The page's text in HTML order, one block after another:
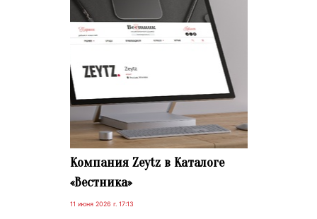
Компания Zeytz в Каталоге
«Вестника»
11 июня 2026 г. 17:13